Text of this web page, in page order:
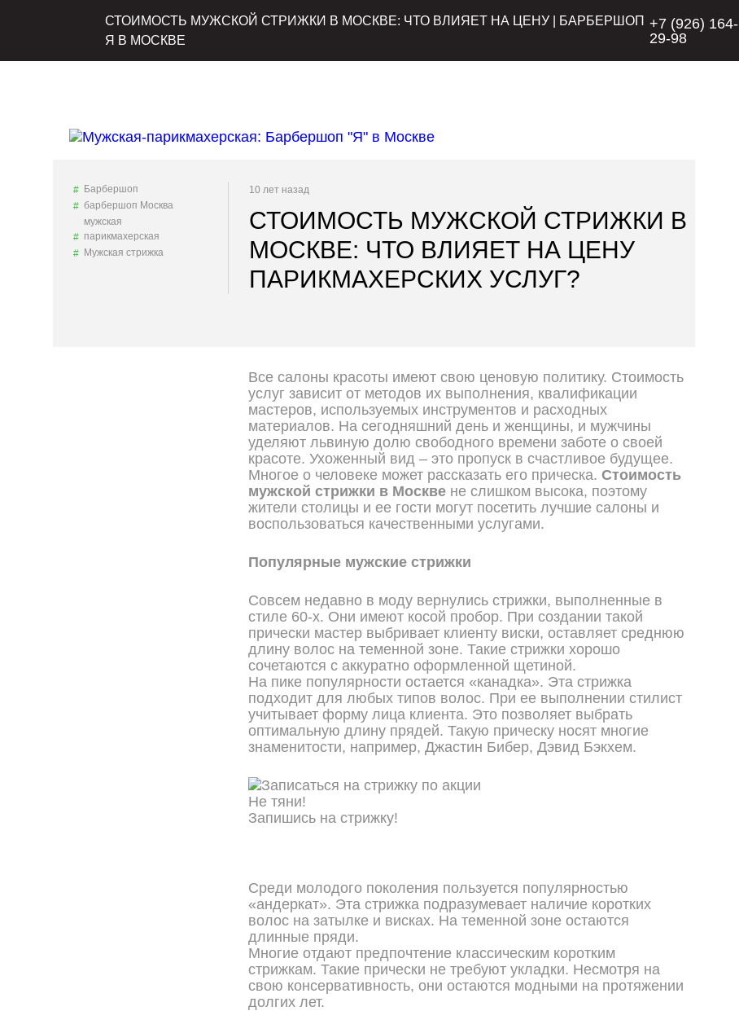
СТОИМОСТЬ МУЖСКОЙ СТРИЖКИ В МОСКВЕ: ЧТО ВЛИЯЕТ НА ЦЕНУ | БАРБЕРШОП
Я В МОСКВЕ
+7 (926) 164-
29-98
Барбершоп
барбершоп Москва
мужская
парикмахерская
Мужская стрижка
10 лет назад
СТОИМОСТЬ МУЖСКОЙ СТРИЖКИ В
МОСКВЕ: ЧТО ВЛИЯЕТ НА ЦЕНУ
ПАРИКМАХЕРСКИХ УСЛУГ?
Все салоны красоты имеют свою ценовую политику. Стоимость
услуг зависит от методов их выполнения, квалификации
мастеров, используемых инструментов и расходных
материалов. На сегодняшний день и женщины, и мужчины
уделяют львиную долю свободного времени заботе о своей
красоте. Ухоженный вид – это пропуск в счастливое будущее.
Многое о человеке может рассказать его прическа. Стоимость
мужской стрижки в Москве не слишком высока, поэтому
жители столицы и ее гости могут посетить лучшие салоны и
воспользоваться качественными услугами.
Популярные мужские стрижки
Совсем недавно в моду вернулись стрижки, выполненные в
стиле 60-х. Они имеют косой пробор. При создании такой
прически мастер выбривает клиенту виски, оставляет среднюю
длину волос на теменной зоне. Такие стрижки хорошо
сочетаются с аккуратно оформленной щетиной.
На пике популярности остается «канадка». Эта стрижка
подходит для любых типов волос. При ее выполнении стилист
учитывает форму лица клиента. Это позволяет выбрать
оптимальную длину прядей. Такую прическу носят многие
знаменитости, например, Джастин Бибер, Дэвид Бэкхем.
Не тяни!
Запишись на стрижку!
Среди молодого поколения пользуется популярностью
«андеркат». Эта стрижка подразумевает наличие коротких
волос на затылке и висках. На теменной зоне остаются
длинные пряди.
Многие отдают предпочтение классическим коротким
стрижкам. Такие прически не требуют укладки. Несмотря на
свою консервативность, они остаются модными на протяжении
долгих лет.